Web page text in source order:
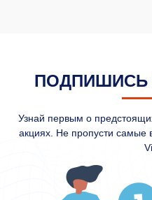
ПОДПИШИСЬ
Узнай первым о
акциях. Не пропусти самые